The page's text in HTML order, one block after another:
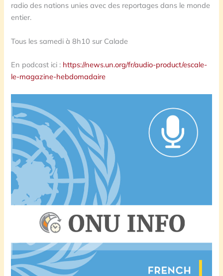
radio des nations unies avec des reportages dans le monde
entier.
Tous les samedi à 8h10 sur Calade
En podcast ici : https://news.un.org/fr/audio-product/escale-
le-magazine-hebdomadaire